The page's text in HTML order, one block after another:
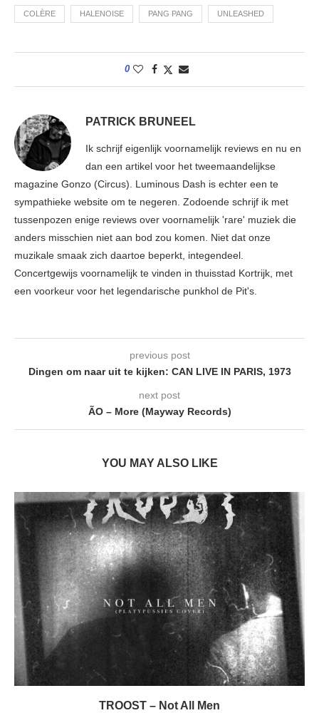
COLÈRE HALENOISE PANG PANG UNLEASHED
0
PATRICK BRUNEEL
Ik schrijf eigenlijk voornamelijk reviews en nu en
dan een artikel voor het tweemaandelijkse
magazine Gonzo (Circus). Luminous Dash is echter een te
sympathieke website om te negeren. Zodoende schrijf ik met
tussenpozen enige reviews over voornamelijk 'rare' muziek die
anders misschien niet aan bod zou komen. Niet dat onze
muzikale smaak zich daartoe beperkt, integendeel.
Concertgewijs voornamelijk te vinden in thuisstad Kortrijk, met
een voorkeur voor het legendarische punkhol de Pit's.
previous post
Dingen om naar uit te kijken: CAN LIVE IN PARIS, 1973
next post
ÃO – More (Mayway Records)
YOU MAY ALSO LIKE
TROOST – Not All Men